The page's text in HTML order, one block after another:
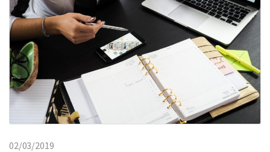
02/03/2019